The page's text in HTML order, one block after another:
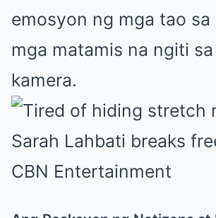
emosyon ng mga tao sa
mga matamis na ngiti
kamera.